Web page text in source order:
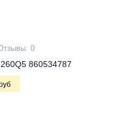
0
860534787